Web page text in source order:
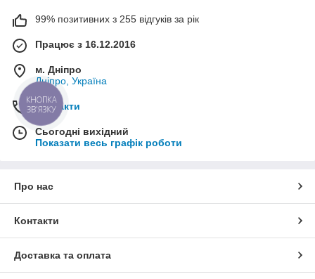
99% позитивних з 255 відгуків за рік
Працює з 16.12.2016
м. Дніпро
Дніпро, Україна
Контакти
Сьогодні вихідний
Показати весь графік роботи
Про нас
Контакти
Доставка та оплата
КНОПКА
ЗВ'ЯЗКУ